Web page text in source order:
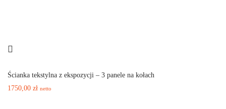
Ścianka tekstylna z ekspozycji – 3 panele na kołach
1750,00 zł netto